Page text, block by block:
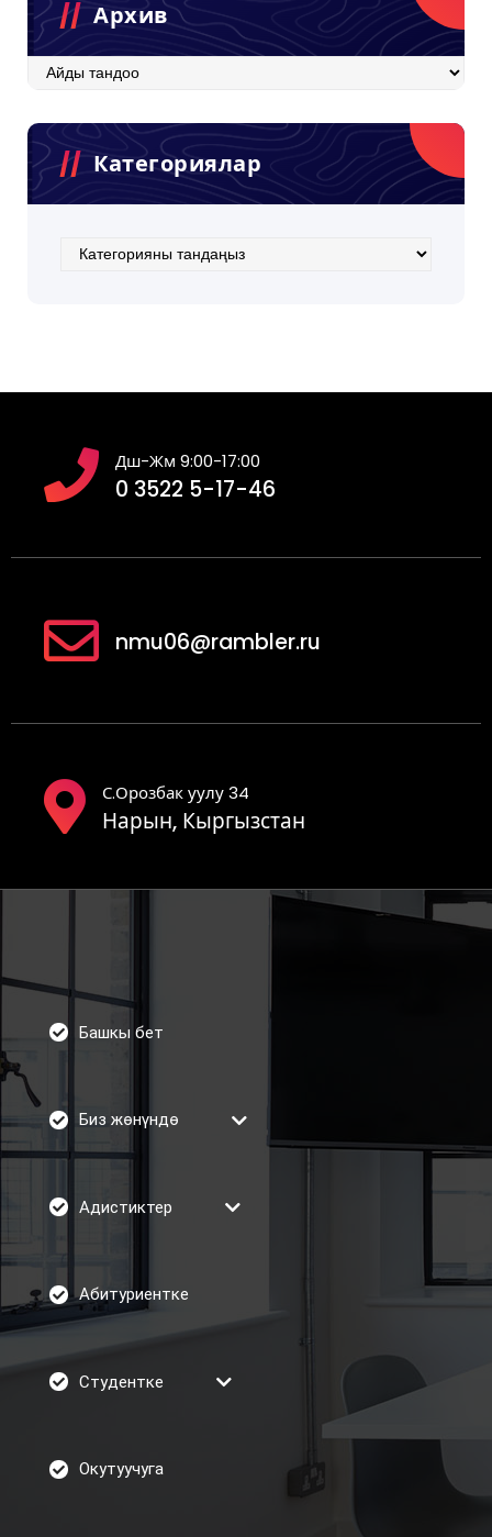
Архив
Архив
Категориялар
Категориялар
Дш-Жм 9:00-17:00
0 3522 5-17-46
nmu06@rambler.ru
С.Орозбак уулу 34
Нарын, Кыргызстан
Башкы бет
Биз жөнүндө
Адистиктер
Абитуриентке
Студентке
Окутуучуга